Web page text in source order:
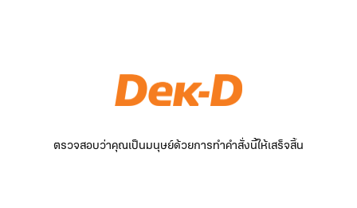
ตรวจสอบว่าคุณเป็นมนุษย์ด้วยการทำคำสั่งนี้ให้เสร็จสิ้น